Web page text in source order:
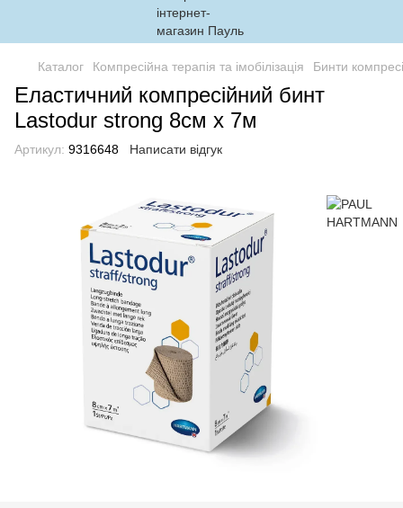
Каталог Компресійна терапія та імобілізація Бинти
Еластичний компресійний бинт
Lastodur strong 8см х 7м
Артикул: 9316648 Написати відгук